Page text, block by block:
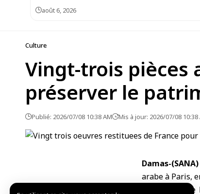
août 6, 2026
Culture
Vingt-trois pièces
préserver le
Publié: 2026/07/08 10:38 AM Mis à jour: 2026/07/08 10:38
Damas-(SANA)
arabe à Paris,
Ce pas